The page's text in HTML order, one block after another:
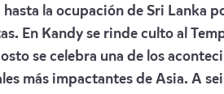
hasta la ocupación de Sri Lanka
En Kandy se rinde culto al
se celebra una de los
más impactantes de Asia. A